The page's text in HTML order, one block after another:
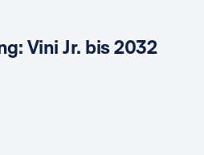
Vini Jr. bis 2032